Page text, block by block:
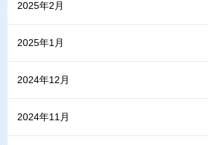
2025年2月
2025年1月
2024年12月
2024年11月